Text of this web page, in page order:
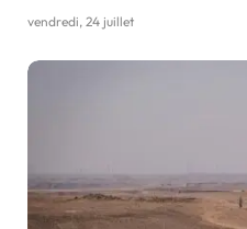
vendredi, 24 juillet